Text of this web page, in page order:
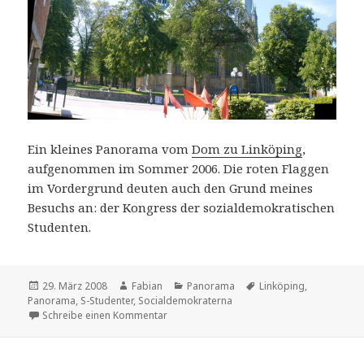
Ein kleines Panorama vomDom zu Linköping,
aufgenommen im Sommer 2006. Die roten Flaggen
im Vordergrund deuten auch den Grund meines
Besuchs an: der Kongress der sozialdemokratischen
Studenten.
Veröffentlicht
am
29. März 2008 Autor
Fabian Kategorien
Panorama Schlagwörter
Linköping,
Panorama, S-Studenter, Socialdemokraterna
Schreibe einen Kommentarzu Panoramen (7): Dom zu Linköping